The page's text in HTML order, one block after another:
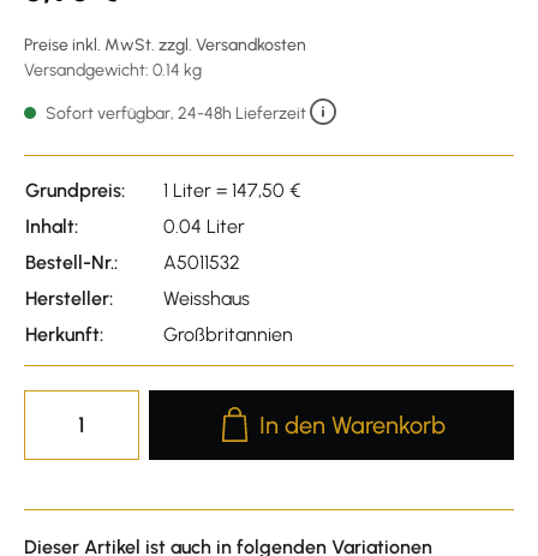
Preise inkl. MwSt. zzgl. Versandkosten
Versandgewicht: 0.14 kg
Sofort verfügbar, 24-48h Lieferzeit
Grundpreis:
1 Liter = 147,50 €
Inhalt:
0.04 Liter
Bestell-Nr.:
A5011532
Hersteller:
Weisshaus
Herkunft:
Großbritannien
Produkt Anzahl: Gib den
In den Warenkorb
Dieser Artikel ist auch in folgenden Variationen